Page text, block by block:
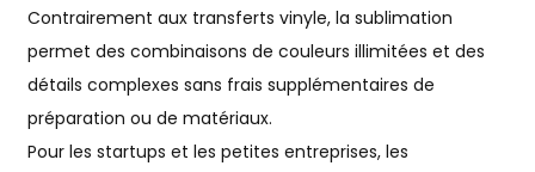
Contrairement aux transferts vinyle, la sublimation
permet des combinaisons de couleurs illimitées et des
détails complexes sans frais supplémentaires de
préparation ou de matériaux.
Pour les startups et les petites entreprises, les